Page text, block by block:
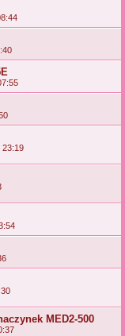
23:19
MED2-500